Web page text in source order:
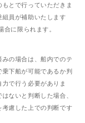
とで行っていただきま
員が補助いたします
合に限られます。
の場合は、船内でのテ
下船が可能であるか判
で行う必要がありま
ないと判断した場合、
考慮した上での判断です